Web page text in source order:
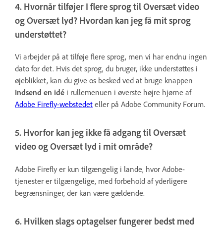
4. Hvornår tilføjer I flere sprog til Oversæt video
og Oversæt lyd? Hvordan kan jeg få mit sprog
understøttet?
Vi arbejder på at tilføje flere sprog, men vi har endnu ingen
dato for det. Hvis det sprog, du bruger, ikke understøttes i
øjeblikket, kan du give os besked ved at bruge knappen
Indsend en idé i rullemenuen i øverste højre hjørne af
Adobe Firefly-webstedet eller på Adobe Community Forum.
5. Hvorfor kan jeg ikke få adgang til Oversæt
video og Oversæt lyd i mit område?
Adobe Firefly er kun tilgængelig i lande, hvor Adobe-
tjenester er tilgængelige, med forbehold af yderligere
begrænsninger, der kan være gældende.
6. Hvilken slags optagelser fungerer bedst med